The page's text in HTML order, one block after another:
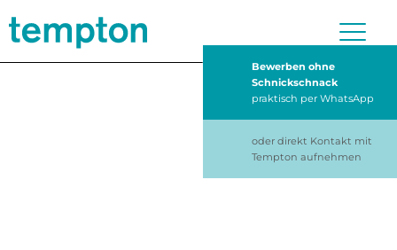
Bewerben ohne
Schnickschnack
praktisch per WhatsApp
oder direkt Kontakt mit
Tempton aufnehmen